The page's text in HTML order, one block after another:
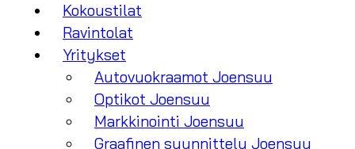
Kokoustilat
Ravintolat
Yritykset
Autovuokraamot Joensuu
Optikot Joensuu
Markkinointi Joensuu
Graafinen suunnittelu Joensuu